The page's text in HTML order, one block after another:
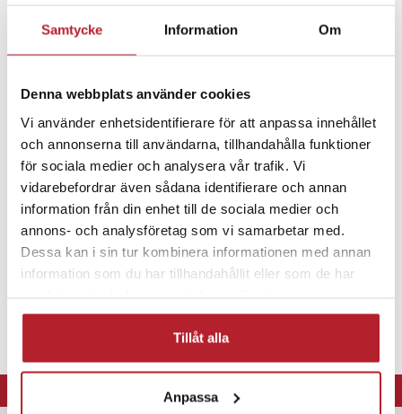
Samtycke Information Om
Denna webbplats använder cookies
Vi använder enhetsidentifierare för att anpassa innehållet
och annonserna till användarna, tillhandahålla funktioner
för sociala medier och analysera vår trafik. Vi
vidarebefordrar även sådana identifierare och annan
information från din enhet till de sociala medier och
annons- och analysföretag som vi samarbetar med.
Dessa kan i sin tur kombinera informationen med annan
information som du har tillhandahållit eller som de har
Tillåt alla
Anpassa
Mobiltillbehör iPhone mobilskal
iPhone 16
⭐ 365 dagars öppet köp